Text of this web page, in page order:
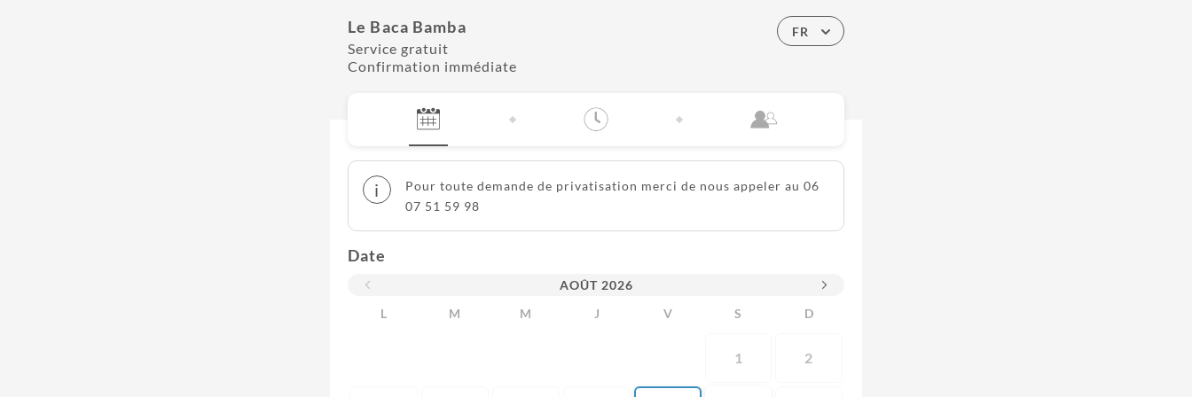
Le Baca Bamba
Service gratuit
Confirmation immédiate
FR
i
Pour toute demande de privatisation merci de nous appeler au 06
07 51 59 98
Date
AOÛT 2026
L
M M J V S D
1 2